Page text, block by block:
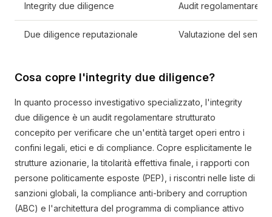
Integrity due diligence Audit regolamentare
Due diligence reputazionale Valutazione del
Cosa copre l'integrity due diligence?
In quanto processo investigativo specializzato, l'integrity
due diligence è un audit regolamentare strutturato
concepito per verificare che un'entità target operi entro i
confini legali, etici e di compliance. Copre esplicitamente le
strutture azionarie, la titolarità effettiva finale, i rapporti con
persone politicamente esposte (PEP), i riscontri nelle liste di
sanzioni globali, la compliance anti-bribery and corruption
(ABC) e l'architettura del programma di compliance attivo